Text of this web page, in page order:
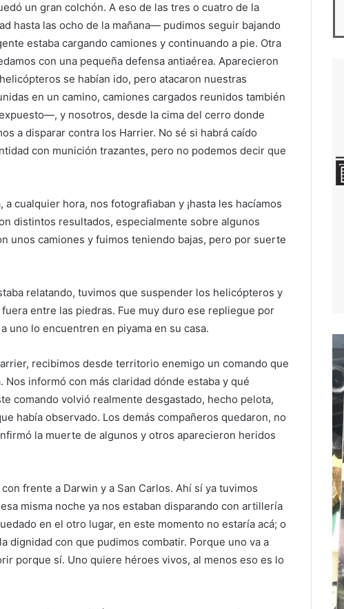
un gran colchón. A eso de las tres o cuatro de la
hasta las ocho de la mañana— pudimos seguir bajando
estaba cargando camiones y continuando a pie. Otra
con una pequeña defensa antiaérea. Aparecieron
se habían ido, pero atacaron nuestras
en un camino, camiones cargados reunidos también
y nosotros, desde la cima del cerro donde
a disparar contra los Harrier. No sé si habrá caído
con munición trazantes, pero no podemos decir que
cualquier hora, nos fotografiaban y ¡hasta les hacíamos
distintos resultados, especialmente sobre algunos
unos camiones y fuimos teniendo bajas, pero por suerte
relatando, tuvimos que suspender los helicópteros y
entre las piedras. Fue muy duro ese repliegue por
uno lo encuentren en piyama en su casa.
recibimos desde territorio enemigo un comando que
informó con más claridad dónde estaba y qué
comando volvió realmente desgastado, hecho pelota,
había observado. Los demás compañeros quedaron, no
la muerte de algunos y otros aparecieron heridos
frente a Darwin y a San Carlos. Ahí sí ya tuvimos
misma noche ya nos estaban disparando con artillería
en el otro lugar, en este momento no estaría acá; o
dignidad con que pudimos combatir. Porque uno va a
porque sí. Uno quiere héroes vivos, al menos eso es lo